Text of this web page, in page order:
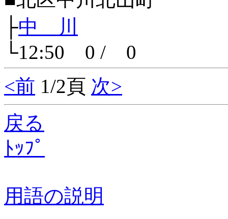
├中 川
└12:50 0 / 0
<前 1/2頁 次>
戻る
ﾄｯﾌﾟ
用語の説明